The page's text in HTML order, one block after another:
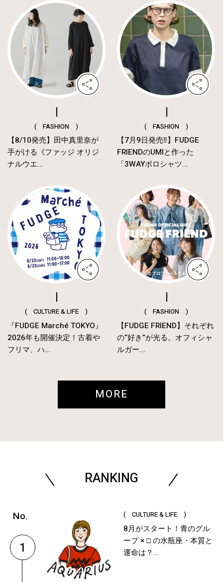
( FASHION )
【8/10発売】田中真里奈が
手がける《ファッジ オリジ
ナルウエ...
( FASHION )
【7月9日発売‼︎】FUDGE
FRIENDのUMIと作った
「3WAYポロシャツ...
( CULTURE & LIFE )
『FUDGE Marché TOKYO』
2026年も開催決定！古着や
フリマ、ハ...
( FASHION )
【FUDGE FRIEND】それぞれ
の“好き”が光る。オフィシャ
ルガー...
MORE
RANKING
1
( CULTURE & LIFE )
8月がスタート！青のグル
ープ × □ の水瓶座・本質と
運命は？...